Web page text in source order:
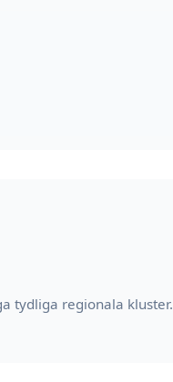
tydliga regionala kluster.